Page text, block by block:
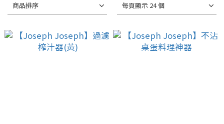
商品排序 每頁顯示 24 個